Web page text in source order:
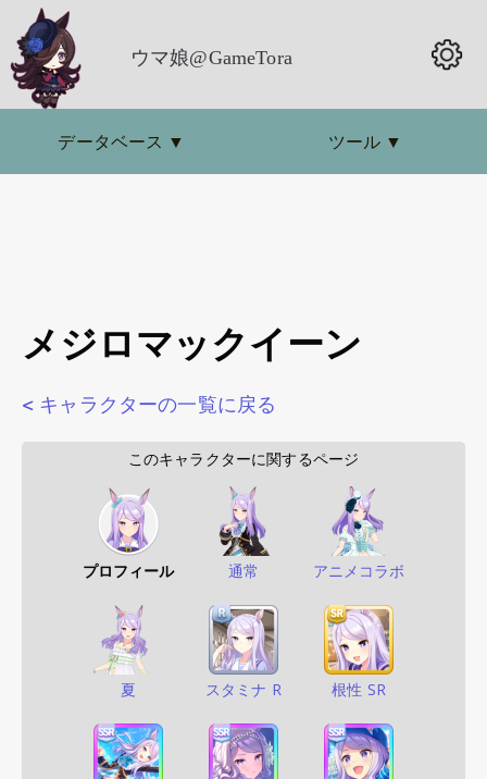
ウマ娘@GameTora
データベース ▼ ツール ▼
メジロマックイーン
< キャラクターの一覧に戻る
        このキャラクターに関するページ
プロフィール 通常 アニメコラボ
夏 スタミナ R 根性 SR